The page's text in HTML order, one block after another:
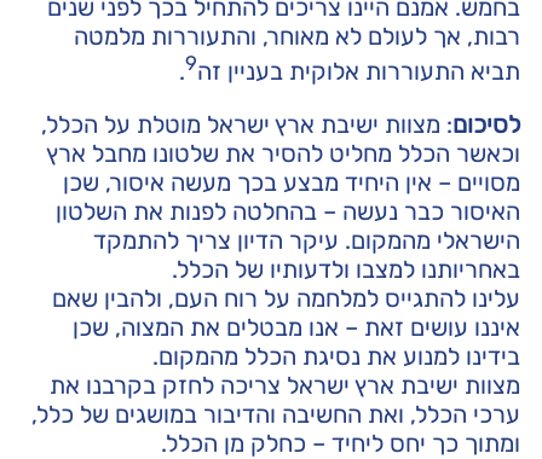
בחמש. אמנם היינו צריכים להתחיל בכך לפני שנים
רבות, אך לעולם לא מאוחר, והתעוררות מלמטה
תביא התעוררות אלוקית בעניין זה9
.
לסיכום: מצוות ישיבת ארץ ישראל מוטלת על הכלל,
וכאשר הכלל מחליט להסיר את שלטונו מחבל ארץ
מסויים – אין היחיד מבצע בכך מעשה איסור, שכן
האיסור כבר נעשה – בהחלטה לפנות את השלטון
הישראלי מהמקום. עיקר הדיון צריך להתמקד
באחריותנו למצבו ולדעותיו של הכלל.
עלינו להתגייס למלחמה על רוח העם, ולהבין שאם
איננו עושים זאת – אנו מבטלים את המצוה, שכן
בידינו למנוע את נסיגת הכלל מהמקום.
מצוות ישיבת ארץ ישראל צריכה לחזק בקרבנו את
ערכי הכלל, ואת החשיבה והדיבור במושגים של כלל,
ומתוך כך יחס ליחיד – כחלק מן הכלל.